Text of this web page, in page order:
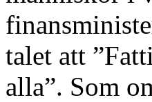
talet att
alla”. Som